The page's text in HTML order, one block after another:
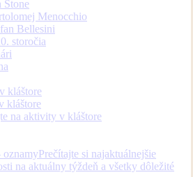
Stone
Menocchio
Bellesini
storočia
kláštore
kláštore
na aktivity v kláštore
oznamyPrečítajte si najaktuálnejšie
na aktuálny týždeň a všetky dôležité